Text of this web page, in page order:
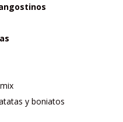
y boniatos